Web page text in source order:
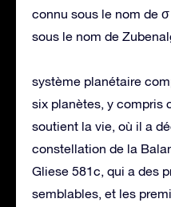
connu sous le nom de
sous le nom de
système planétaire
six planètes, y compris
soutient la vie, où il a
constellation de la
Gliese 581c, qui a des
semblables, et les